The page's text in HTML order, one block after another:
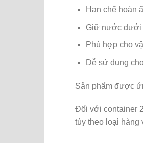
Hạn chế hoàn
Giữ nước dưới
Phù hợp cho
Dễ sử dụng
Sản phẩm được
Đối với container
tùy theo loại hàng